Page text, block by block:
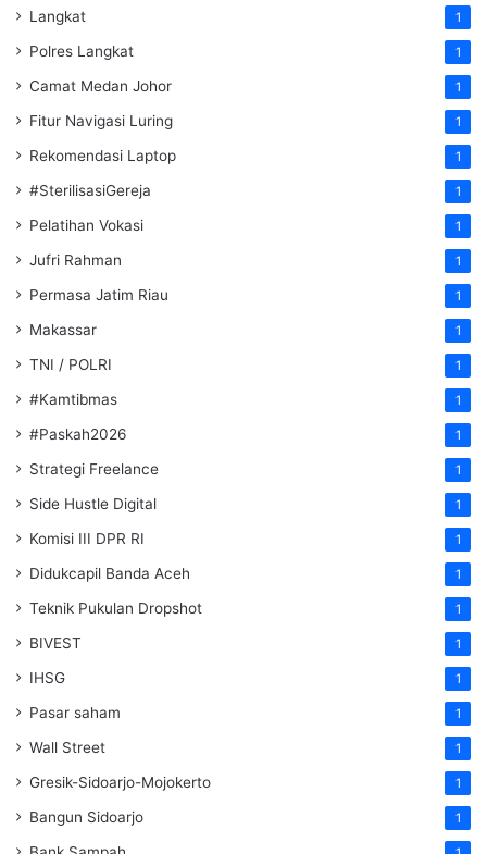
Langkat 1
Polres Langkat 1
Camat Medan Johor 1
Fitur Navigasi Luring 1
Rekomendasi Laptop 1
#SterilisasiGereja 1
Pelatihan Vokasi 1
Jufri Rahman 1
Permasa Jatim Riau 1
Makassar 1
TNI / POLRI 1
#Kamtibmas 1
#Paskah2026 1
Strategi Freelance 1
Side Hustle Digital 1
Komisi III DPR RI 1
Didukcapil Banda Aceh 1
Teknik Pukulan Dropshot 1
BIVEST 1
IHSG 1
Pasar saham 1
Wall Street 1
Gresik-Sidoarjo-Mojokerto 1
Bangun Sidoarjo 1